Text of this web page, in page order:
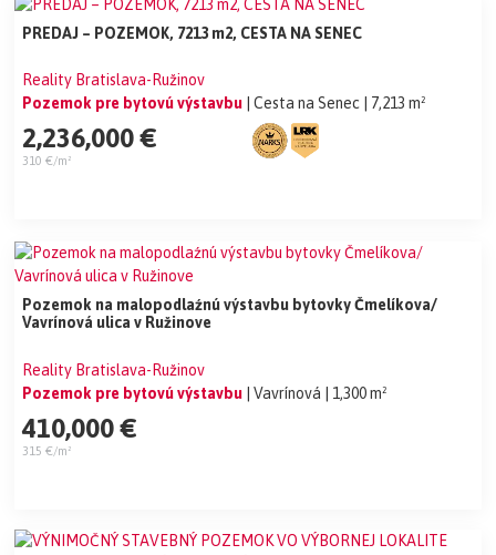
PREDAJ – POZEMOK, 7213 m2, CESTA NA SENEC
Reality Bratislava-Ružinov
Pozemok pre bytovú výstavbu
| Cesta na Senec | 7,213 m²
2,236,000 €
310 €/m²
Pozemok na malopodlaźnú výstavbu bytovky Čmelíkova/
Vavrínová ulica v Ružinove
Reality Bratislava-Ružinov
Pozemok pre bytovú výstavbu
| Vavrínová | 1,300 m²
410,000 €
315 €/m²